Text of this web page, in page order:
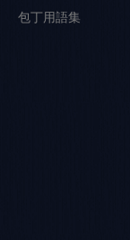
包丁用語集